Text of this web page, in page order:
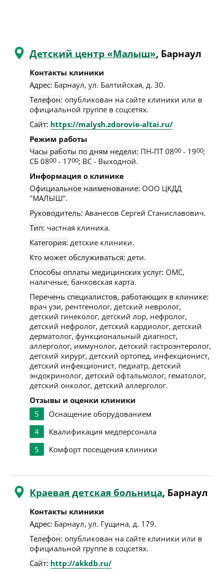
Детский центр «Малыш», Барнаул
Контакты клиники
Адрес: Барнаул, ул. Балтийская, д. 30.
Телефон: опубликован на сайте клиники или в
официальной группе в соцсетях.
Сайт: https://malysh.zdorovie-altai.ru/
Режим работы
Часы работы по дням недели: ПН-ПТ 0800 - 1900;
СБ 0800 - 1700; ВС - Выходной.
Информация о клинике
Официальное наименование: ООО ЦКДД
"МАЛЫШ".
Руководитель: Аванесов Сергей Станиславович.
Тип: частная клиника.
Категория: детские клиники.
Кто может обслуживаться: дети.
Способы оплаты медицинских услуг: ОМС,
наличные, банковская карта.
Перечень специалистов, работающих в клинике:
врач узи, рентгенолог, детский невролог,
детский гинеколог, детский лор, нефролог,
детский нефролог, детский кардиолог, детский
дерматолог, функциональный диагност,
аллерголог, иммунолог, детский гастроэнтеролог,
детский хирург, детский ортопед, инфекционист,
детский инфекционист, педиатр, детский
эндокринолог, детский офтальмолог, гематолог,
детский онколог, детский аллерголог.
Отзывы и оценки клиники
5
Оснащение оборудованием
4
Квалификация медперсонала
5
Комфорт посещения клиники
Краевая детская больница, Барнаул
Контакты клиники
Адрес: Барнаул, ул. Гущина, д. 179.
Телефон: опубликован на сайте клиники или в
официальной группе в соцсетях.
Сайт: http://akkdb.ru/